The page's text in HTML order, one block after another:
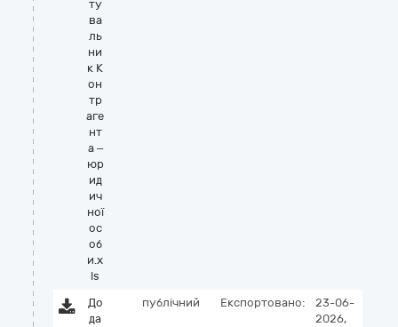
ту
ва
ль
ни
к К
он
тр
аге
нт
а –
юр
ид
ич
ної
ос
об
и.x
ls
До
да
публічний Експортовано:
23-06-
2026,